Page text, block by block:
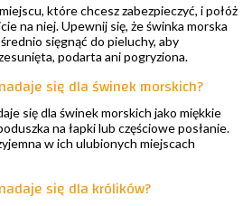
które chcesz zabezpieczyć, i połóż
na niej. Upewnij się, że świnka morska
sięgnąć do pieluchy, aby
podarta ani pogryziona.
się dla świnek morskich?
się dla świnek morskich jako miękkie
na łapki lub częściowe posłanie.
w ich ulubionych miejscach
się dla królików?